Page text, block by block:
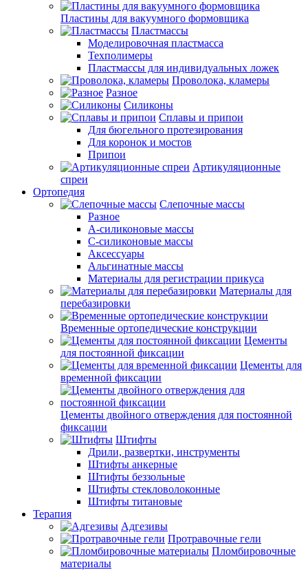
Пластины для вакуумного формовщика
Пластмассы
Моделировочная пластмасса
Техполимеры
Пластмассы для индивидуальных ложек
Проволока, кламеры
Разное
Силиконы
Сплавы и припои
Для бюгельного протезирования
Для коронок и мостов
Припои
Артикуляционные
спреи
Ортопедия
Слепочные массы
Разное
А-силиконовые массы
С-силиконовые массы
Аксессуары
Альгинатные массы
Материалы для регистрации прикуса
Материалы для
перебазировки
Временные ортопедические конструкции
Цементы
для постоянной фиксации
Цементы для
временной фиксации
Цементы двойного отверждения для постоянной
фиксации
Штифты
Дрили, развертки, инструменты
Штифты анкерные
Штифты беззольные
Штифты стекловолоконные
Штифты титановые
Терапия
Адгезивы
Протравочные гели
Пломбировочные
материалы